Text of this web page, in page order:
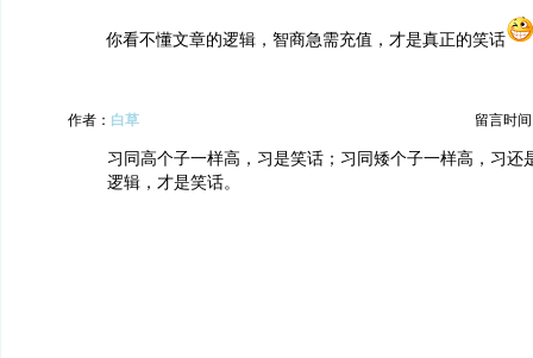
你看不懂文章的逻辑，智商急需充值，才是真正的笑话
作者： 白草 留言时间
习同高个子一样高，习是笑话；习同矮个子一样高，习还
逻辑，才是笑话。